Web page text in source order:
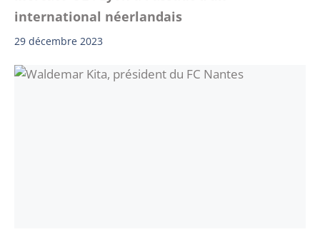
international néerlandais
29 décembre 2023